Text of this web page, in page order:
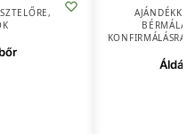
,
KONFIRMÁLÁSRA